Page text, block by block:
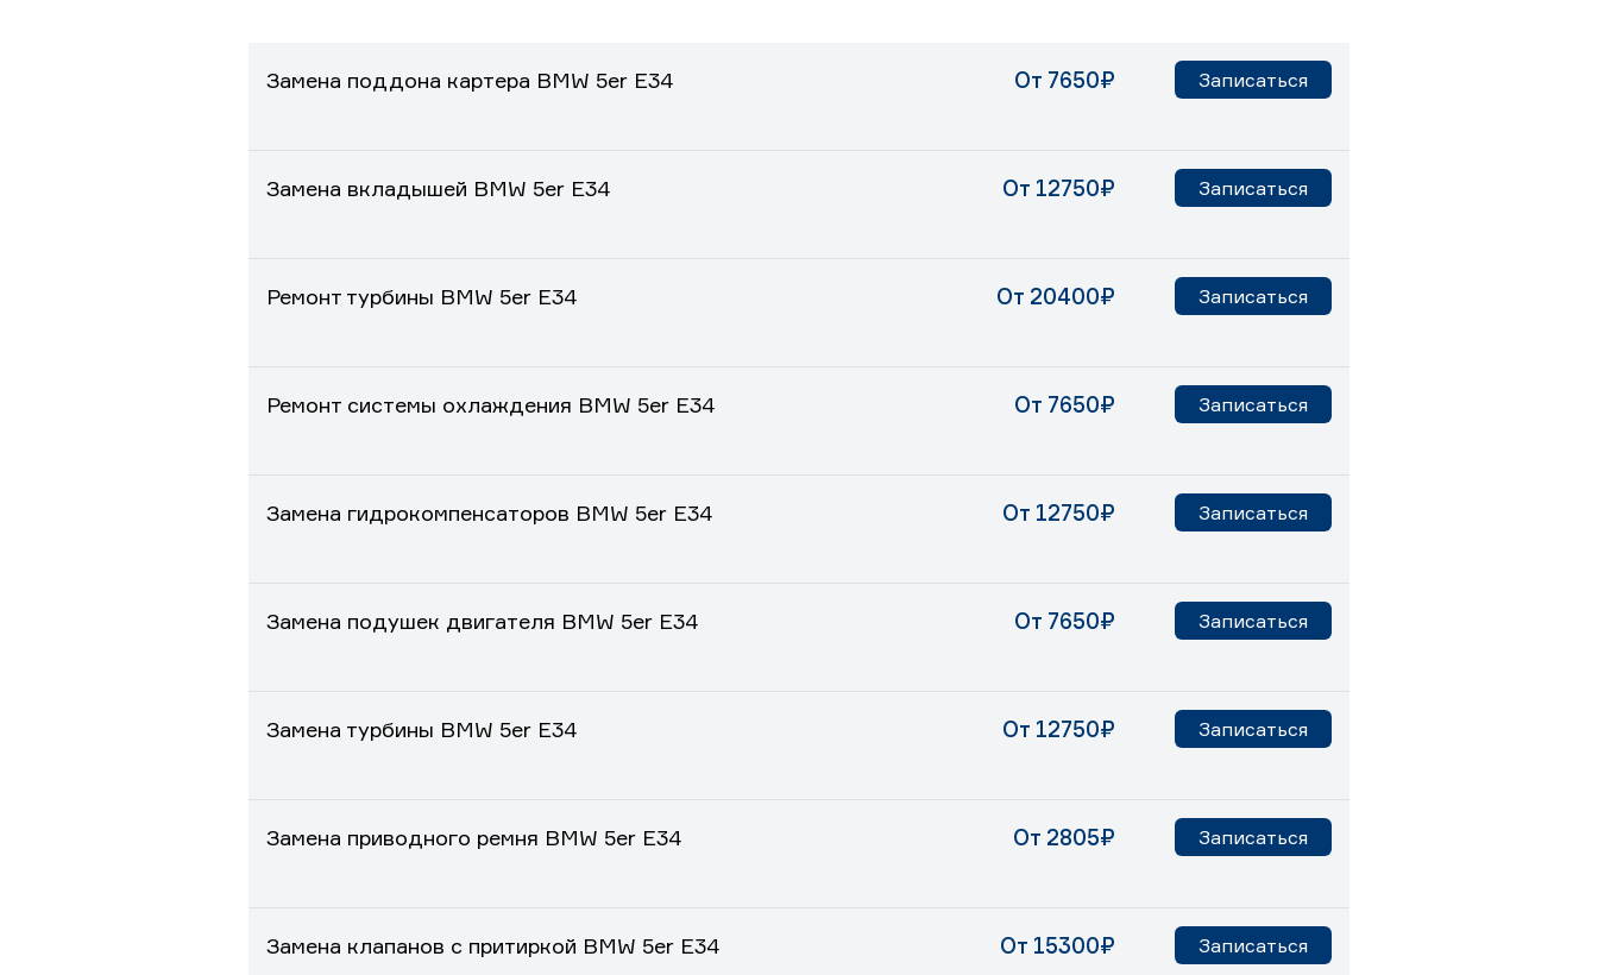
Замена поддона картера BMW 5er E34 От 7650₽ Записаться
Замена вкладышей BMW 5er E34 От 12750₽ Записаться
Ремонт турбины BMW 5er E34 От 20400₽ Записаться
Ремонт системы охлаждения BMW 5er E34 От 7650₽ Записаться
Замена гидрокомпенсаторов BMW 5er E34 От 12750₽ Записаться
Замена подушек двигателя BMW 5er E34 От 7650₽ Записаться
Замена турбины BMW 5er E34 От 12750₽ Записаться
Замена приводного ремня BMW 5er E34 От 2805₽ Записаться
Замена клапанов с притиркой BMW 5er E34 От 15300₽ Записаться